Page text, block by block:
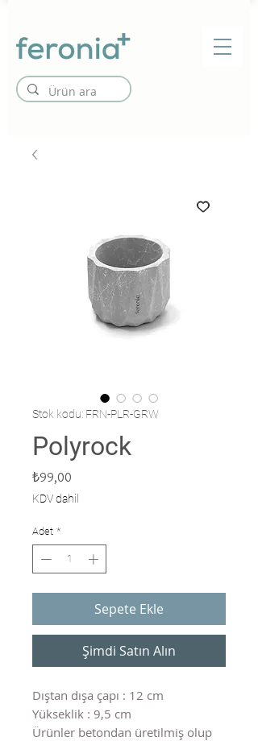
Stok kodu: FRN-PLR-GRW
Polyrock
₺99,00
KDV dahil
Adet *
Sepete Ekle
Şimdi Satın Alın
Dıştan dışa çapı : 12 cm
Yükseklik : 9,5 cm
Ürünler betondan üretilmiş olup